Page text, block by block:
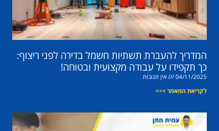
המדריך להעברת תשתיות חשמל בדירה לפני ריצוף:
כך תקפידו על עבודה מקצועית ובטוחה!
04/11/2025
אין תגובות
לקריאת המאמר >>>